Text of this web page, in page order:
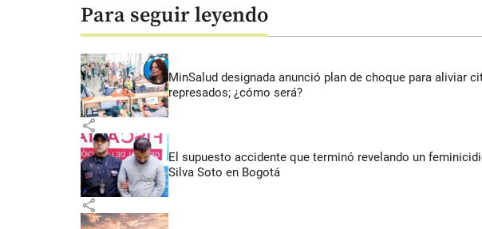
Para seguir leyendo
MinSalud designada anunció plan de choque para aliviar
represados; ¿cómo será?
share
El supuesto accidente que terminó revelando un
Silva Soto en Bogotá
share